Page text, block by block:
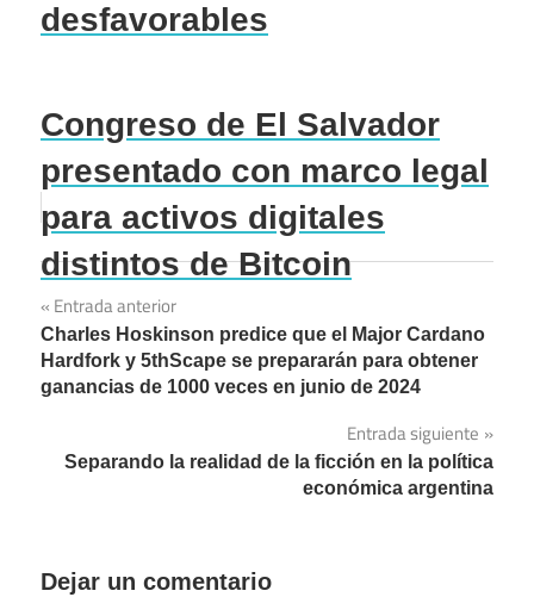
desfavorables
Congreso de El Salvador
presentado con marco legal
para activos digitales
distintos de Bitcoin
Navegación
de
entradas
Entrada anterior
Charles Hoskinson predice que el Major Cardano
Hardfork y 5thScape se prepararán para obtener
ganancias de 1000 veces en junio de 2024
Entrada siguiente
Separando la realidad de la ficción en la política
económica argentina
Dejar un comentario